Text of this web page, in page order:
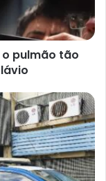
pulmão tão